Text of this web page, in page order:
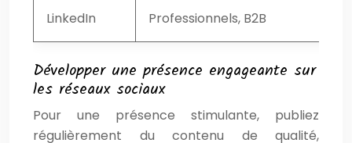
LinkedIn Professionnels, B2B
Développer une présence engageante sur
les réseaux sociaux
Pour une présence stimulante, publiez
régulièrement du contenu de qualité,